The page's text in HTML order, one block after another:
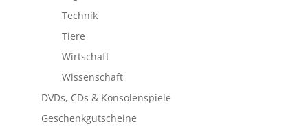
Technik
Tiere
Wirtschaft
Wissenschaft
DVDs, CDs & Konsolenspiele
Geschenkgutscheine